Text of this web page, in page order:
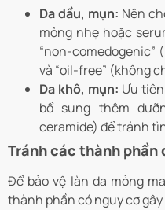
Da dầu, mụn: Nên
mỏng nhẹ hoặc
“non-comedogenic”
và “oil-free” (không
Da khô, mụn: Ưu
bổ sung thêm
ceramide) để tránh
Tránh các thành phần
Để bảo vệ làn da mỏng
thành phần có nguy cơ